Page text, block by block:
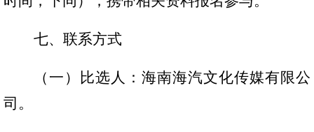
七、联系方式
（一）比选人：海南海汽文化传媒有限公
司。